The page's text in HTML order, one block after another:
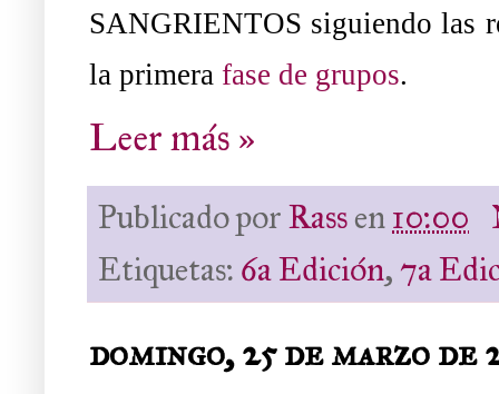
SANGRIENTOS siguiendo las
la primera fase de grupos.
Leer más »
Publicado porRassen10:00
Etiquetas: 6a Edición, 7a
domingo, 25 de marzo de